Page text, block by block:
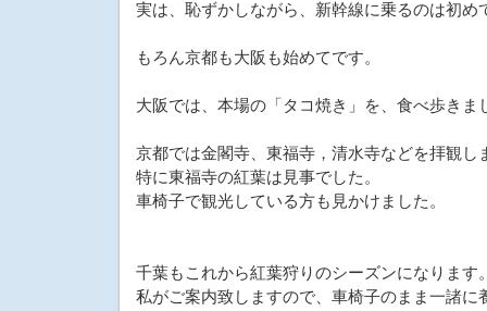
実は、恥ずかしながら、新幹線に乗るのは初め
もろん京都も大阪も始めてです。
大阪では、本場の「タコ焼き」を、食べ歩きま
京都では金閣寺、東福寺，清水寺などを拝観し
特に東福寺の紅葉は見事でした。
車椅子で観光している方も見かけました。
千葉もこれから紅葉狩りのシーズンになります
私がご案内致しますので、車椅子のまま一諸に